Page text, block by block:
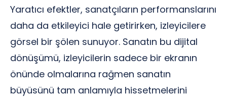
Yaratıcı efektler, sanatçıların performanslarını
daha da etkileyici hale getirirken, izleyicilere
görsel bir şölen sunuyor. Sanatın bu dijital
dönüşümü, izleyicilerin sadece bir ekranın
önünde olmalarına rağmen sanatın
büyüsünü tam anlamıyla hissetmelerini